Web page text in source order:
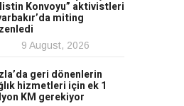
Konvoyu” aktivistleri
miting
9 August, 2026
geri dönenlerin
hizmetleri için ek 1
KM gerekiyor